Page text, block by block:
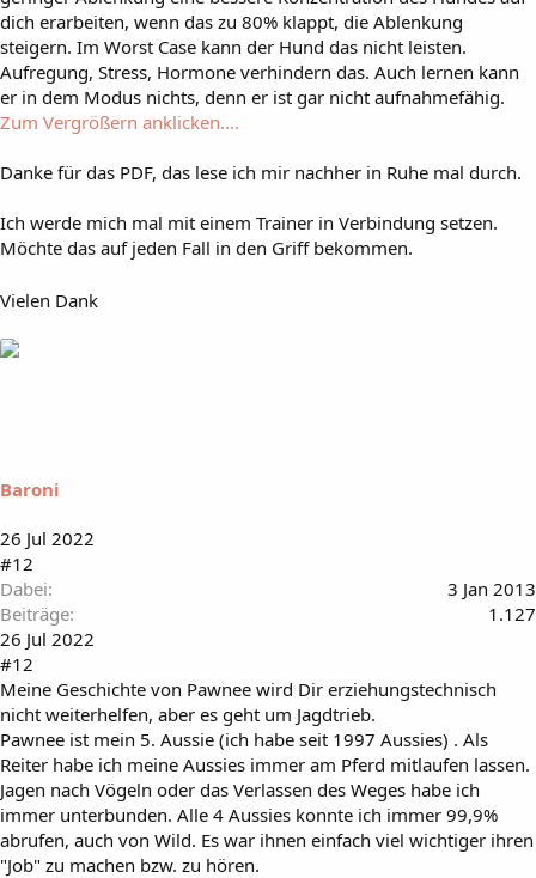
dich erarbeiten, wenn das zu 80% klappt, die Ablenkung
steigern. Im Worst Case kann der Hund das nicht leisten.
Aufregung, Stress, Hormone verhindern das. Auch lernen kann
er in dem Modus nichts, denn er ist gar nicht aufnahmefähig.
Zum Vergrößern anklicken....
Danke für das PDF, das lese ich mir nachher in Ruhe mal durch.
Ich werde mich mal mit einem Trainer in Verbindung setzen.
Möchte das auf jeden Fall in den Griff bekommen.
Vielen Dank
Baroni
26 Jul 2022
#12
Dabei
3 Jan 2013
Beiträge
1.127
26 Jul 2022
#12
Meine Geschichte von Pawnee wird Dir erziehungstechnisch
nicht weiterhelfen, aber es geht um Jagdtrieb.
Pawnee ist mein 5. Aussie (ich habe seit 1997 Aussies) . Als
Reiter habe ich meine Aussies immer am Pferd mitlaufen lassen.
Jagen nach Vögeln oder das Verlassen des Weges habe ich
immer unterbunden. Alle 4 Aussies konnte ich immer 99,9%
abrufen, auch von Wild. Es war ihnen einfach viel wichtiger ihren
"Job" zu machen bzw. zu hören.